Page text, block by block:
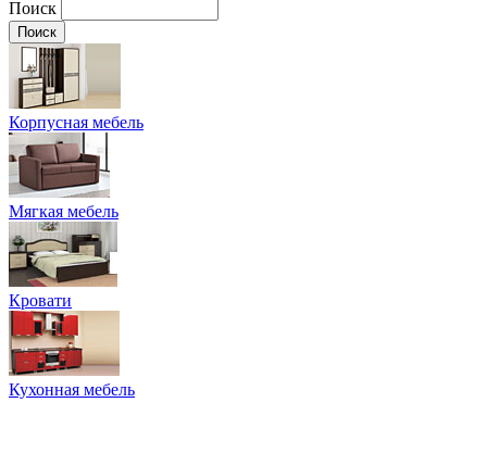
Поиск
Корпусная мебель
Мягкая мебель
Кровати
Кухонная мебель